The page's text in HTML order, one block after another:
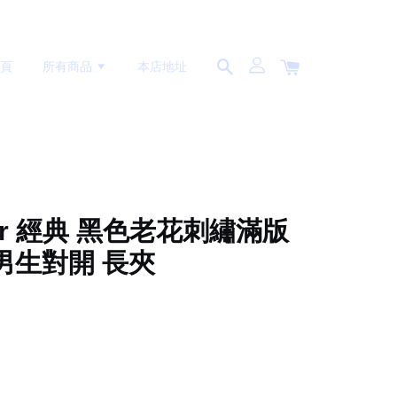
所有商品 本店地址
典 黑色老花刺繡滿版
生對開 長夾